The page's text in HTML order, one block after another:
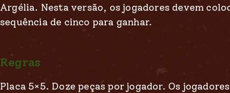
Argélia. Nesta versão, os jogadores devem
sequência de cinco para ganhar.
Regras
Placa 5×5. Doze peças por jogador. Os